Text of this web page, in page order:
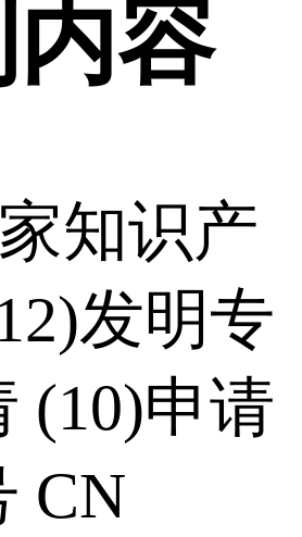
容
知识产
发明专
(10)申请
CN